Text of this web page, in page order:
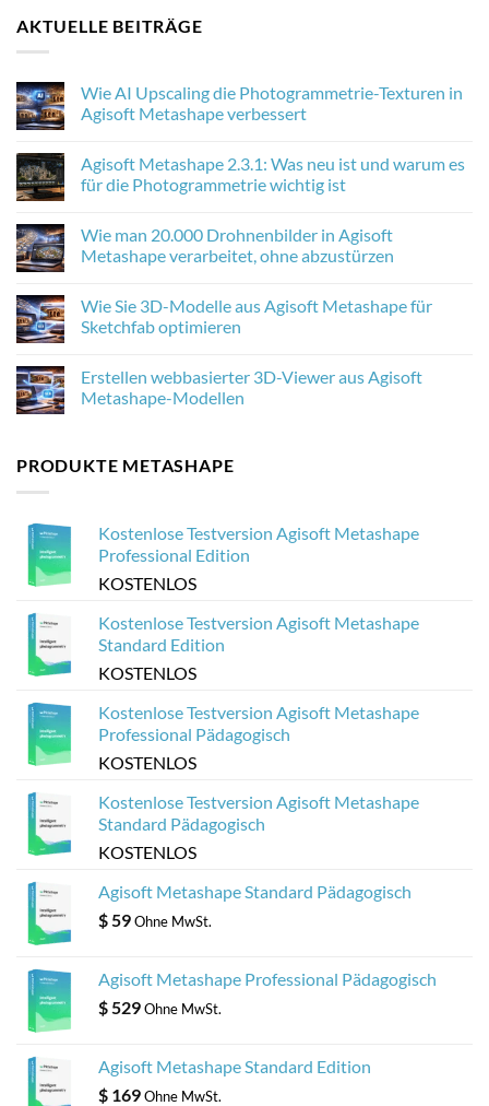
AKTUELLE BEITRÄGE
Wie AI Upscaling die Photogrammetrie-Texturen in
Agisoft Metashape verbessert
on
Wie
AI
Photogrammetrie-
Texturen
in
verbessert
Agisoft Metashape 2.3.1: Was neu ist und warum es
für die Photogrammetrie wichtig ist
on
Agisoft
Metashape
neu
ist
und
für
die
Photogrammetrie
Wie man 20.000 Drohnenbilder in Agisoft
Metashape verarbeitet, ohne abzustürzen
on
Wie
man
in
Agisoft
Metashape
Wie Sie 3D-Modelle aus Agisoft Metashape für
Sketchfab optimieren
on
Wie
Sie
Agisoft
Metashape
Erstellen webbasierter 3D-Viewer aus Agisoft
Metashape-Modellen
Erstellen
webbasierter
Agisoft
Metashape-
Modellen
PRODUKTE METASHAPE
Kostenlose Testversion Agisoft Metashape
Professional Edition
KOSTENLOS
Kostenlose Testversion Agisoft Metashape
Standard Edition
KOSTENLOS
Kostenlose Testversion Agisoft Metashape
Professional Pädagogisch
KOSTENLOS
Kostenlose Testversion Agisoft Metashape
Standard Pädagogisch
KOSTENLOS
Agisoft Metashape Standard Pädagogisch
$59Ohne MwSt.
Agisoft Metashape Professional Pädagogisch
$529Ohne MwSt.
Agisoft Metashape Standard Edition
$ 169Ohne MwSt.